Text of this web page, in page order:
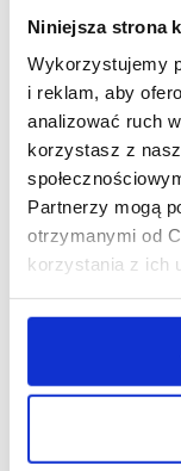
Niniejsza strona
Wykorzystujemy
i reklam, aby
analizować ruch
korzystasz z
Partnerzy mogą
otrzymanymi od
korzystania z ich